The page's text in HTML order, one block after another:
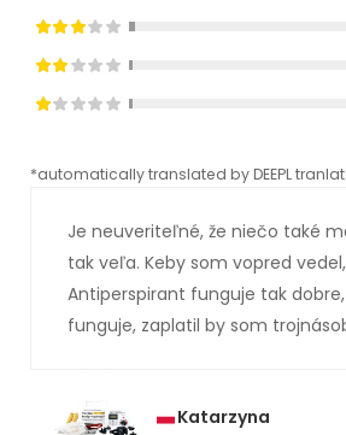
*automatically translated by DEEPL
Je neuveriteľné, že niečo také
tak veľa. Keby som vopred
Antiperspirant funguje tak
funguje, zaplatil by som
Katarzyna